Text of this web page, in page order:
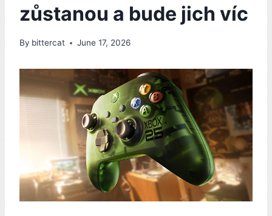
zůstanou a bude jich víc
By bittercat June 17, 2026